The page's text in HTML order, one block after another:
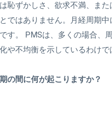
恥ずかしさ、欲求不満、ま
ではありません。月経周期
す。 PMSは、多くの場合、
や不均衡を示しているわけで
の間に何が起こりますか？